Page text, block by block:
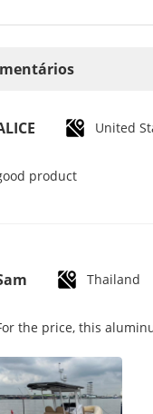
United
product
Thailand
the price, this